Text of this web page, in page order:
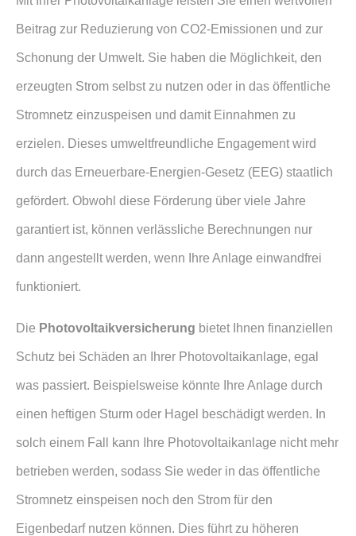
Beitrag zur Reduzierung von CO2-Emissionen und zur
Schonung der Umwelt. Sie haben die Möglichkeit, den
erzeugten Strom selbst zu nutzen oder in das öffentliche
Stromnetz einzuspeisen und damit Einnahmen zu
erzielen. Dieses umweltfreundliche Engagement wird
durch das Erneuerbare-Energien-Gesetz (EEG) staatlich
gefördert. Obwohl diese Förderung über viele Jahre
garantiert ist, können verlässliche Berechnungen nur
dann angestellt werden, wenn Ihre Anlage einwandfrei
funktioniert.
Die Photo­voltaik­ver­si­che­rung bietet Ihnen finanziellen
Schutz bei Schäden an Ihrer Photovoltaikanlage, egal
was passiert. Beispielsweise könnte Ihre Anlage durch
einen heftigen Sturm oder Hagel beschädigt werden. In
solch einem Fall kann Ihre Photovoltaikanlage nicht mehr
betrieben werden, sodass Sie weder in das öffentliche
Stromnetz einspeisen noch den Strom für den
Eigenbedarf nutzen können. Dies führt zu höheren